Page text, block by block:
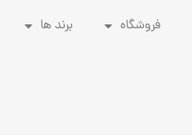
فروشگاه برند ها